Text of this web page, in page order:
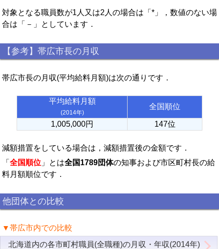
対象となる職員数が1人又は2人の場合は「*」，数値のない場
合は「－」としています．
【参考】帯広市長の月収
帯広市長の月収(平均給料月額)は次の通りです．
平均給料月額
(2014年)
全国順位
1,005,000円 147位
減額措置をしている場合は，減額措置後の金額です．
「 全国順位 」とは全国1789団体の知事および市区町村長の給
料月額順位です．
他団体との比較
▼帯広市内での比較
北海道内の各市町村職員(全職種)の月収・年収(2014年)